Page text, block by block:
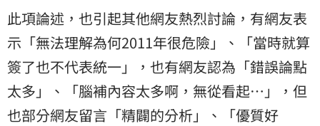
此項論述，也引起其他網友熱烈討論，有網友表
示「無法理解為何2011年很危險」、「當時就算
簽了也不代表統一」，也有網友認為「錯誤論點
太多」、「腦補內容太多啊，無從看起…」，但
也部分網友留言「精闢的分析」、「優質好